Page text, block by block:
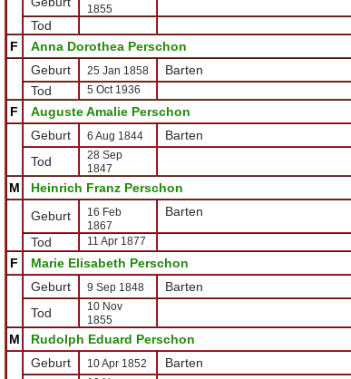
1855
Tod
F
Anna Dorothea Perschon
Geburt
25 Jan 1858
Barten
Tod
5 Oct 1936
F
Auguste Amalie Perschon
Geburt
6 Aug 1844
Barten
Tod
28 Sep
1847
M
Heinrich Franz Perschon
Geburt
16 Feb
1867
Barten
Tod 11 Apr 1877
F
Marie Elisabeth Perschon
Geburt
9 Sep 1848
Barten
Tod
10 Nov
1855
M
Rudolph Eduard Perschon
Geburt
10 Apr 1852 Barten